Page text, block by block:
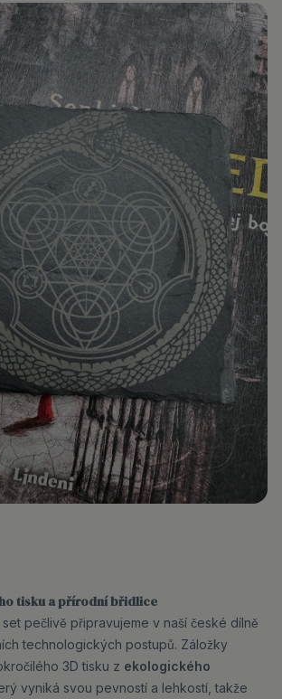
tisku a přírodní břidlice
pečlivě připravujeme v naší české dílně
technologických postupů. Záložky
3D tisku z ekologického
vyniká svou pevností a lehkostí, takže